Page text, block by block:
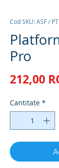
Cod SKU: ASF /
Pro
212,00
Cantitate *